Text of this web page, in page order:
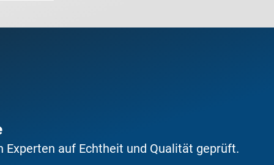
Experten auf Echtheit und Qualität geprüft.